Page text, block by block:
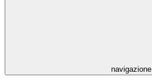
navigazione